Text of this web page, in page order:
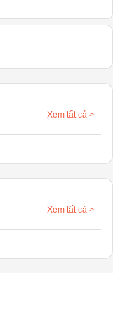
Xem tất cả >
Xem tất cả >